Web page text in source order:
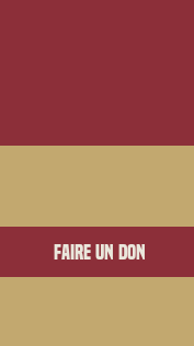
Faire un don